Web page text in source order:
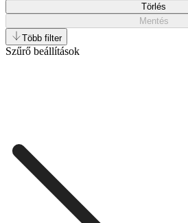
Törlés
Mentés
Több filter
Szűrő beállítások